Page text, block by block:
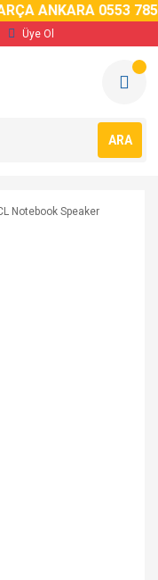
ANKARA 0553 785
Üye Ol
ARA